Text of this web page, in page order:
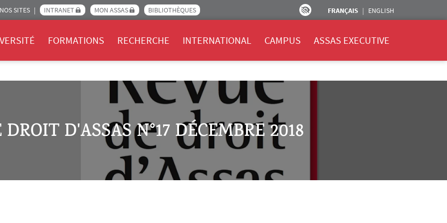
SITES INTRANET MON ASSAS BIBLIOTHÈQUES FRANÇAIS ENGLISH
FORMATIONS RECHERCHE INTERNATIONAL CAMPUS ASSAS EXECUTIVE
D'ASSAS N°17 DÉCEMBRE 2018